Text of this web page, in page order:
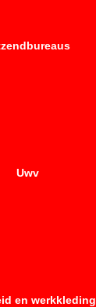
Uwv
en werkkleding